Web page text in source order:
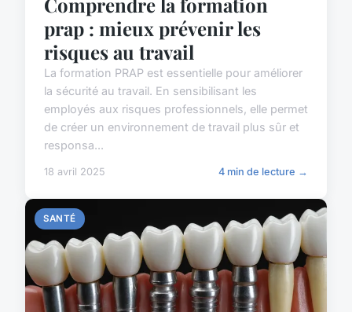
prap : mieux prévenir les
risques au travail
La formation PRAP est essentielle pour améliorer
la sécurité au travail. En sensibilisant les
employés aux risques professionnels, elle permet
de créer un environnement de travail plus sûr et
responsa...
18 avril 2025 4 min de lecture →
SANTÉ